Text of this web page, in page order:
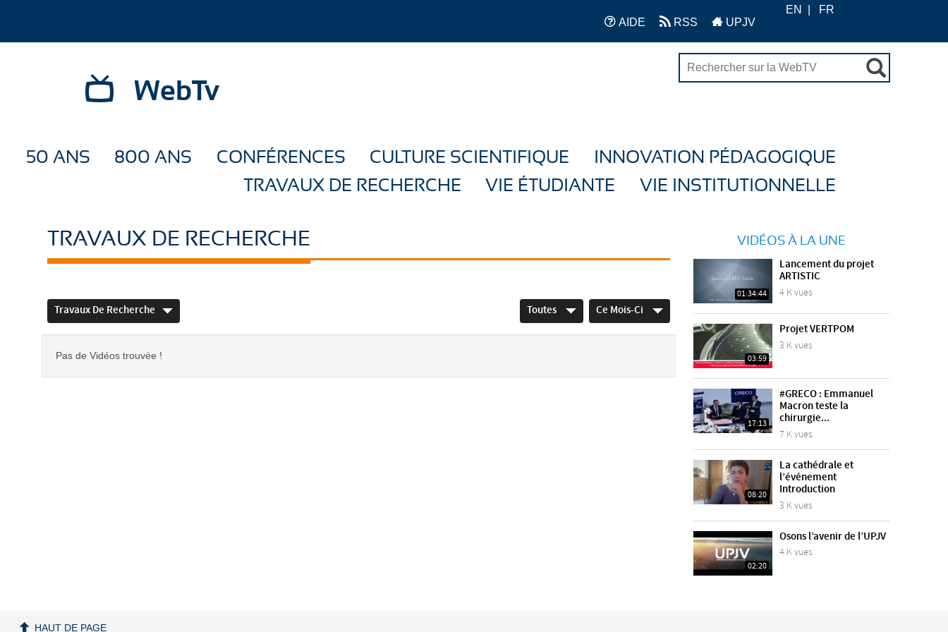
AIDE RSS UPJV
EN FR
WebTv
50 ANS 800 ANS CONFÉRENCES CULTURE SCIENTIFIQUE
INNOVATION PÉDAGOGIQUE
TRAVAUX DE RECHERCHE
VIE ÉTUDIANTE VIE INSTITUTIONNELLE
TRAVAUX DE RECHERCHE
Travaux De Recherche Toutes Ce Mois-Ci
Pas de Vidéos trouvée !
VIDÉOS À LA UNE
01:34:44
Lancement du projet
ARTISTIC
4 K vues
03:59
Projet VERTPOM
3 K vues
17:13
#GRECO : Emmanuel
Macron teste la
chirurgie...
7 K vues
08:20
La cathédrale et
l’événement
Introduction
3 K vues
02:20
Osons l’avenir de l’UPJV
4 K vues
HAUT DE PAGE